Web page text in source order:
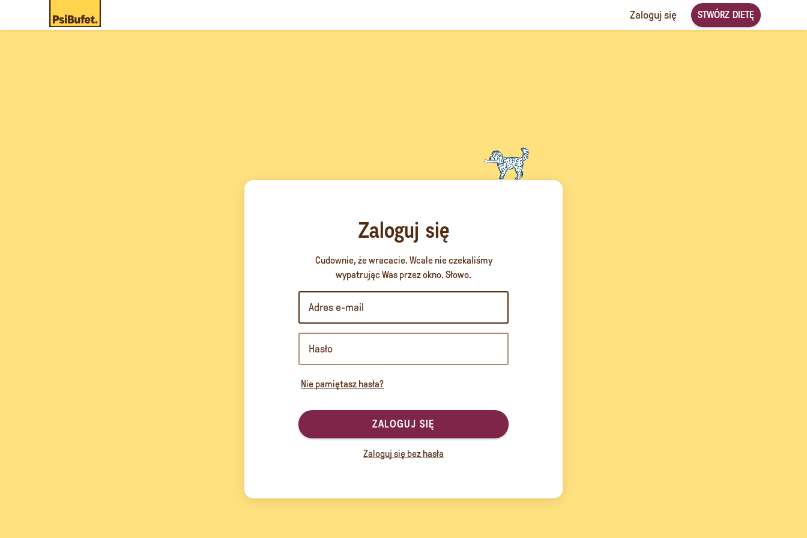
Zaloguj się STWÓRZ DIETĘ
Zaloguj się
Cudownie, że wracacie. Wcale nie czekaliśmy
wypatrując Was przez okno. Słowo.
Nie pamiętasz hasła?
ZALOGUJ SIĘ
Zaloguj się bez hasła